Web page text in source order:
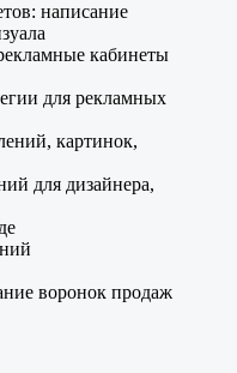
написание
кабинеты
для рекламных
картинок,
для дизайнера,
воронок продаж